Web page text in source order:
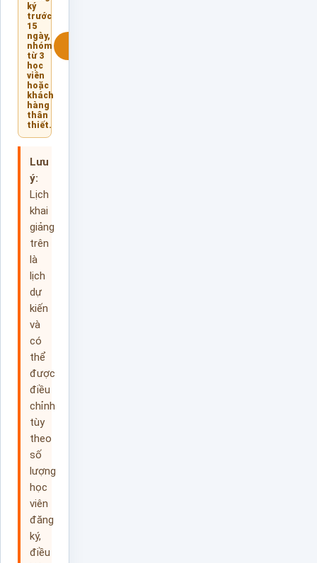
ký
trước
15
ngày,
nhóm
từ 3
học
viên
hoặc
khách
hàng
thân
thiết.
Lưu
ý:
Lịch
khai
giảng
trên
là
lịch
dự
kiến
và
có
thể
được
điều
chỉnh
tùy
theo
số
lượng
học
viên
đăng
ký,
điều